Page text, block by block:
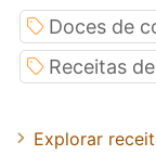
Doces de
Receitas
Explorar